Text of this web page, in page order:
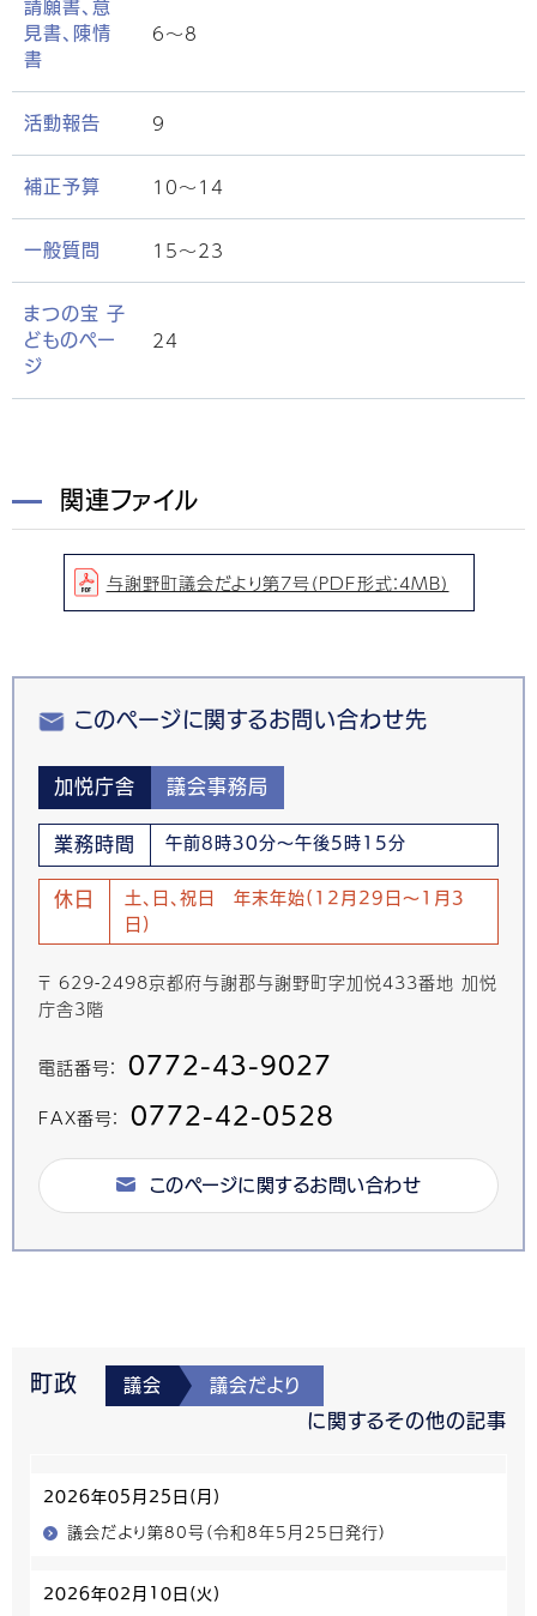
請願書、意
見書、陳情
書
6〜8
活動報告 9
補正予算 10〜14
一般質問 15〜23
まつの宝 子
どものペー
ジ
24
関連ファイル
与謝野町議会だより第7号（PDF形式：4MB）
このページに関するお問い合わせ先
加悦庁舎 議会事務局
業務時間 午前8時30分～午後5時15分
休日
土、日、祝日 年末年始(12月29日～1月3
日)
〒 629-2498京都府与謝郡与謝野町字加悦433番地 加悦
庁舎3階
電話番号： 0772-43-9027
FAX番号： 0772-42-0528
このページに関するお問い合わせ
町政 議会 議会だより
に関するその他の記事
2026年05月25日(月)
議会だより第80号（令和8年5月25日発行）
2026年02月10日(火)